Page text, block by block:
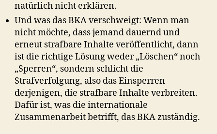
natürlich nicht erklären.
Und was das BKA verschweigt: Wenn man
nicht möchte, dass jemand dauernd und
erneut strafbare Inhalte veröffentlicht, dann
ist die richtige Lösung weder „Löschen“ noch
„Sperren“, sondern schlicht die
Strafverfolgung, also das Einsperren
derjenigen, die strafbare Inhalte verbreiten.
Dafür ist, was die internationale
Zusammenarbeit betrifft, das BKA zuständig.